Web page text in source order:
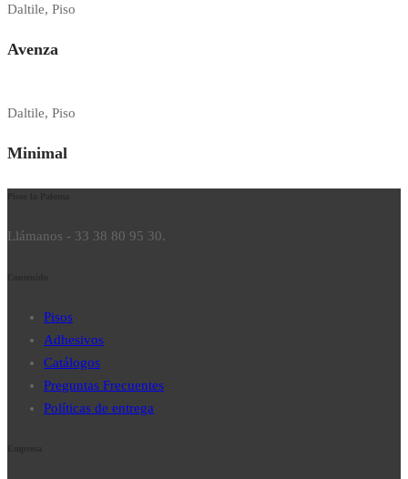
Daltile, Piso
Avenza
Daltile, Piso
Minimal
Llámanos - 33 38 80 95 30.
Pisos
Adhesivos
Catálogos
Preguntas Frecuentes
Políticas de entrega